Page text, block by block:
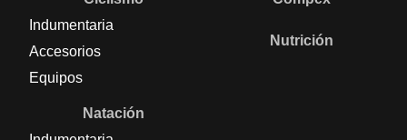
Indumentaria
Accesorios
Equipos
Natación
Nutrición